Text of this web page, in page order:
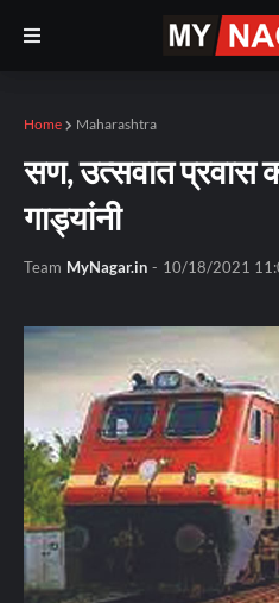
Home Maharashtra
सण, उत्सवात प्रवास
गाड्यांनी
Team MyNagar.in - 10/18/2021